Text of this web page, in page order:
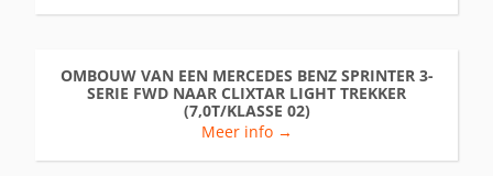
OMBOUW VAN EEN MERCEDES BENZ SPRINTER 3-
SERIE FWD NAAR CLIXTAR LIGHT TREKKER
(7,0T/KLASSE 02)
Meer info →